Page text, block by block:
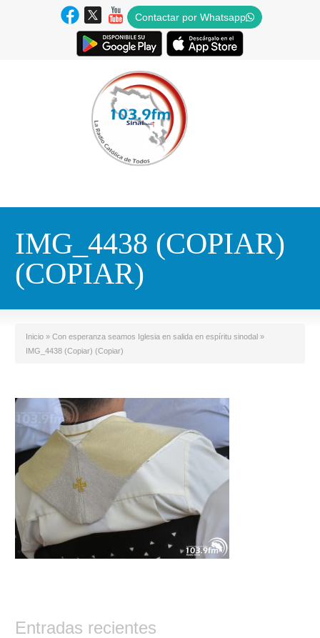
Contactar por Whatsapp
IMG_4438 (COPIAR)
(COPIAR)
Inicio » Con esperanza seamos Iglesia en salida en espíritu sinodal »
IMG_4438 (Copiar) (Copiar)
Entradas recientes